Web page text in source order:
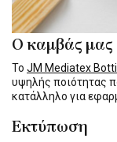
Ο καμβάς μας
Το JM Mediatex
υψηλής ποιότητας
κατάλληλο για
Εκτύπωση